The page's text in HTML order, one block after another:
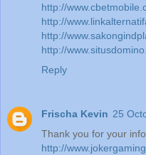
http://
http://
http://
http://
Reply
Frischa Kevin 25
Thank you for your
http://